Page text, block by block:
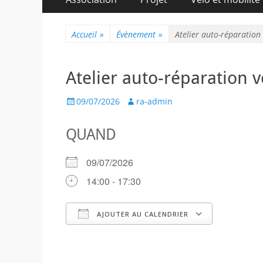
principal
Accueil » Évènement » Atelier auto-réparation
Atelier auto-réparation
Posted
09/07/2026 Author
ra-admin
QUAND
09/07/2026
14:00 - 17:30
AJOUTER AU CALENDRIER